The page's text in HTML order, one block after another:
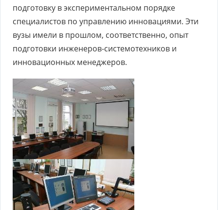
подготовку в экспериментальном порядке
специалистов по управлению инновациями. Эти
вузы имели в прошлом, соответственно, опыт
подготовки инженеров-системотехников и
инновационных менеджеров.